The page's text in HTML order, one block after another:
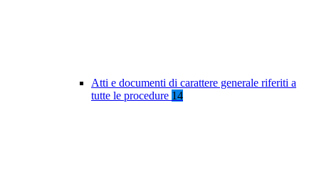
Atti e documenti di carattere generale riferiti a
tutte le procedure 14